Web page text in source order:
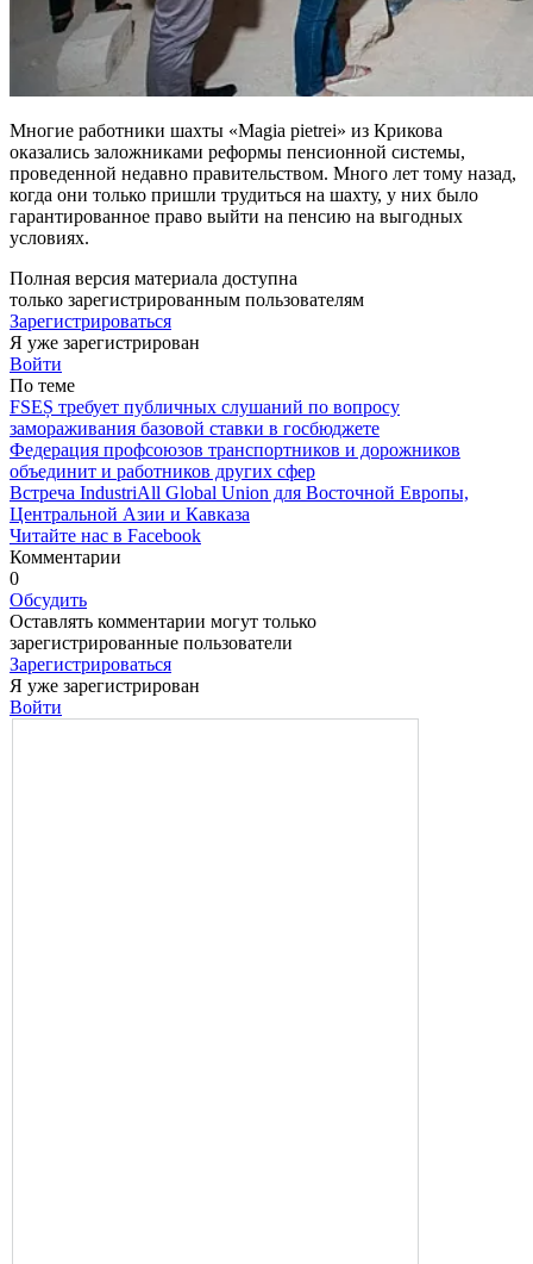
Многие работники шахты «Magia pietrei» из Крикова
оказались заложниками реформы пенсион­ной системы,
проведенной не­давно правительством. Много лет тому назад,
когда они только при­шли трудиться на шахту, у них было
гарантированное право выйти на пенсию на выгодных
условиях.
Полная версия материала доступна
только зарегистрированным пользователям
Зарегистрироваться
Я уже зарегистрирован
Войти
По теме
FSEȘ требует публичных слушаний по вопросу
замораживания базовой ставки в госбюджете
Федерация профсоюзов транспортников и дорожников
объединит и работников других сфер
Встреча IndustriAll Global Union для Восточной Европы,
Центральной Азии и Кавказа
Читайте нас в Facebook
Комментарии
0
Обсудить
Оставлять комментарии могут только
зарегистрированные пользователи
Зарегистрироваться
Я уже зарегистрирован
Войти